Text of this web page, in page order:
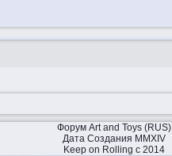
Форум Art and Toys (RUS)
Дата Создания MMXIV
Keep on Rolling с 2014